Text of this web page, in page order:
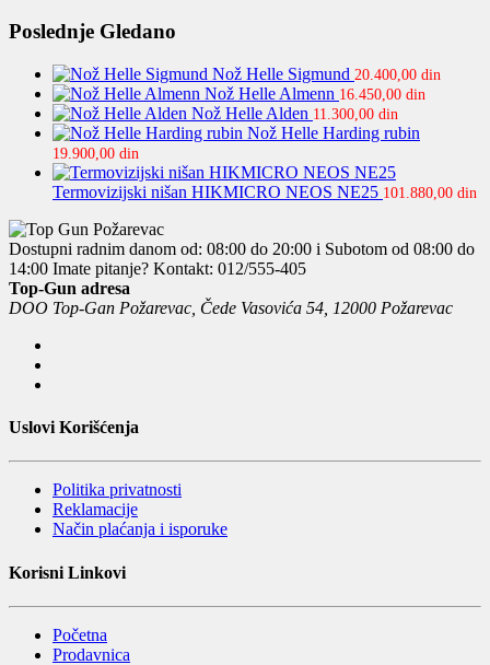
Poslednje Gledano
Nož Helle Sigmund 20.400,00 din
Nož Helle Almenn 16.450,00 din
Nož Helle Alden 11.300,00 din
Nož Helle Harding rubin
19.900,00 din
Termovizijski nišan HIKMICRO NEOS NE25 101.880,00 din
Dostupni radnim danom od: 08:00 do 20:00 i Subotom od 08:00 do
14:00 Imate pitanje? Kontakt: 012/555-405
Top-Gun adresa
DOO Top-Gan Požarevac, Čede Vasovića 54, 12000 Požarevac
Uslovi Korišćenja
Politika privatnosti
Reklamacije
Način plaćanja i isporuke
Korisni Linkovi
Početna
Prodavnica